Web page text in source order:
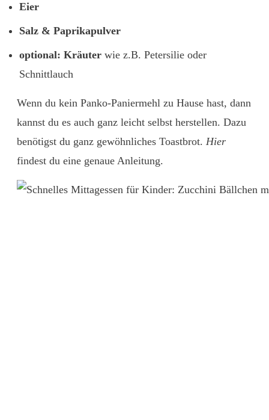
Eier
Salz & Paprikapulver
optional: Kräuter wie z.B. Petersilie oder
Schnittlauch
Wenn du kein Panko-Paniermehl zu Hause hast, dann
kannst du es auch ganz leicht selbst herstellen. Dazu
benötigst du ganz gewöhnliches Toastbrot. Hier
findest du eine genaue Anleitung.